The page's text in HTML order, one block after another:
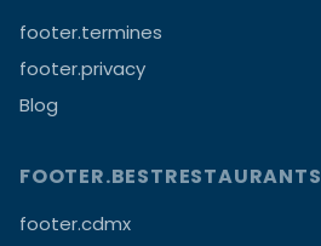
footer.termines
footer.privacy
Blog
FOOTER.BESTRESTAURANTS
footer.cdmx